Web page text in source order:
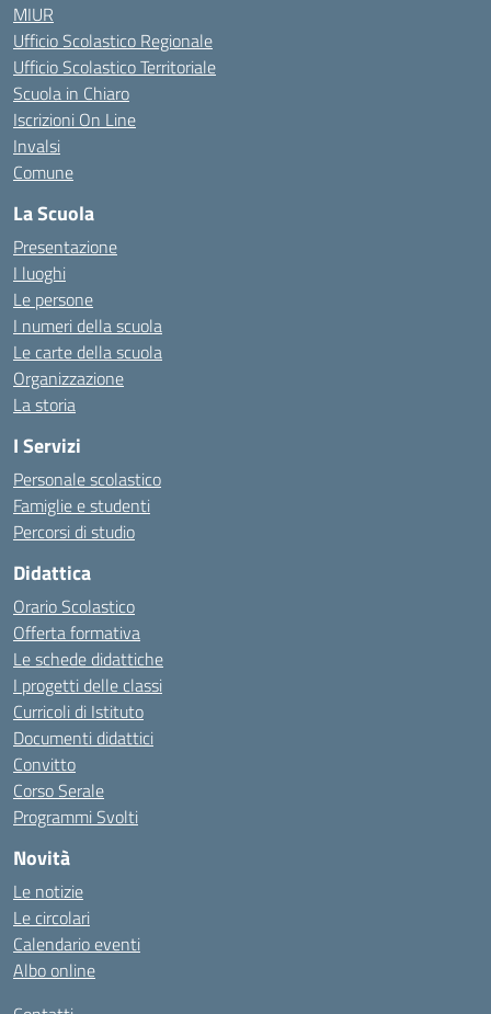
MIUR
Ufficio Scolastico Regionale
Ufficio Scolastico Territoriale
Scuola in Chiaro
Iscrizioni On Line
Invalsi
Comune
La Scuola
Presentazione
I luoghi
Le persone
I numeri della scuola
Le carte della scuola
Organizzazione
La storia
I Servizi
Personale scolastico
Famiglie e studenti
Percorsi di studio
Didattica
Orario Scolastico
Offerta formativa
Le schede didattiche
I progetti delle classi
Curricoli di Istituto
Documenti didattici
Convitto
Corso Serale
Programmi Svolti
Novità
Le notizie
Le circolari
Calendario eventi
Albo online